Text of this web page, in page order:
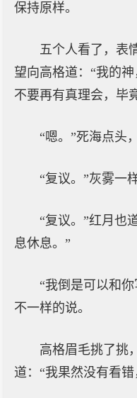
保持原样。
五个人看了，表
望向高格道：“我的
不要再有真理会，
“嗯。”死海点头
“复议。”灰雾一
“复议。”红月也
息休息。”
“我倒是可以和
不一样的说。
高格眉毛挑了挑
道：“我果然没有看